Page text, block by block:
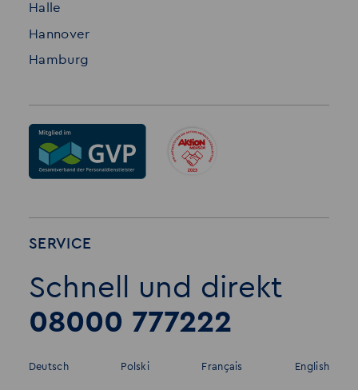
Halle
Hannover
Hamburg
SERVICE
Schnell und direkt
08000 777222
Deutsch Polski Français English